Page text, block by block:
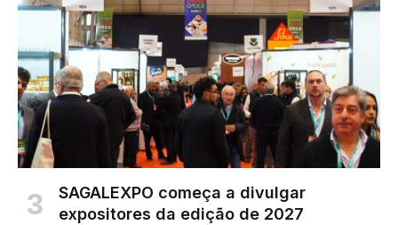
SAGALEXPO começa a divulgar
expositores da edição de 2027